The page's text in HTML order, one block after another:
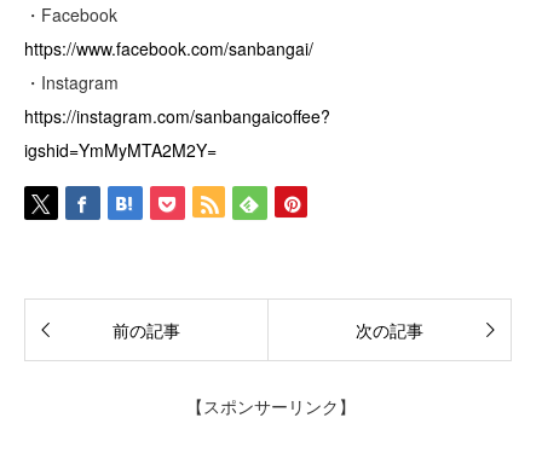
・Facebook
https://www.facebook.com/sanbangai/
・Instagram
https://instagram.com/sanbangaicoffee?
igshid=YmMyMTA2M2Y=
前の記事 次の記事
【スポンサーリンク】